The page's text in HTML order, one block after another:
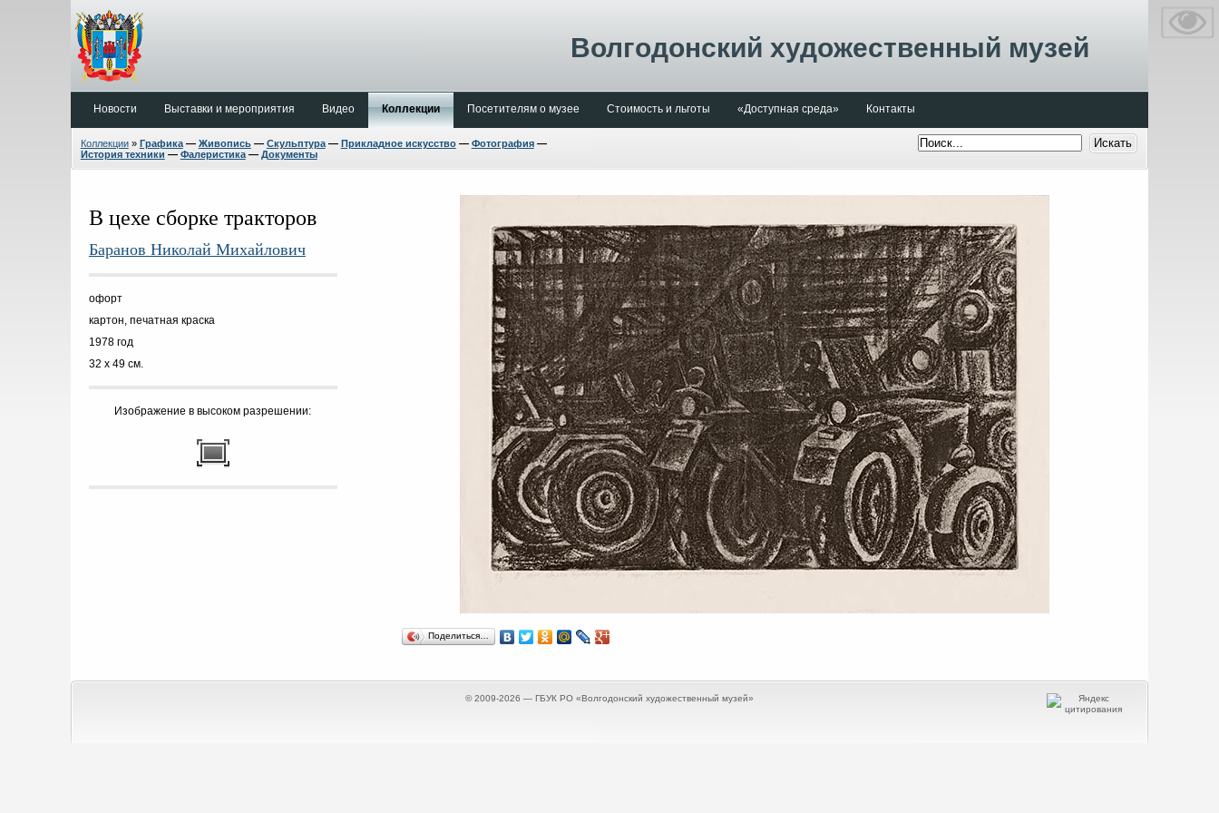
Волгодонский художественный музей
Новости Выставки и мероприятия Видео Коллекции Посетителям о музее Стоимость и льготы «Доступная среда» Контакты
Коллекции» Графика— Живопись— Скульптура— Прикладное искусство— Фотография—
История техники — Фалеристика— Документы
В цехе сборке тракторов
Баранов Николай Михайлович
офорт
картон, печатная краска
1978 год
32 х 49 см.
Изображение в высоком разрешении:
Поделиться…
© 2009-2026 — ГБУК РО «Волгодонский художественный музей»